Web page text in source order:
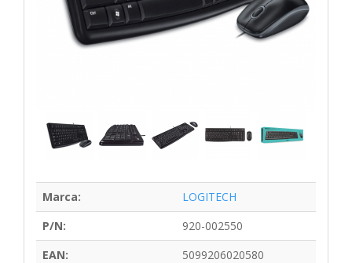
Marca:
LOGITECH
P/N:
920-002550
EAN:
5099206020580